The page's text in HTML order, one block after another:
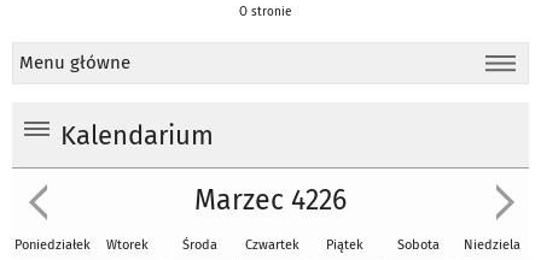
O stronie
Menu główne
Kalendarium
Marzec 4226
Poniedziałek Wtorek Środa Czwartek Piątek Sobota Niedziela